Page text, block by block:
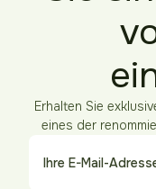
Erhalten Sie
eines der